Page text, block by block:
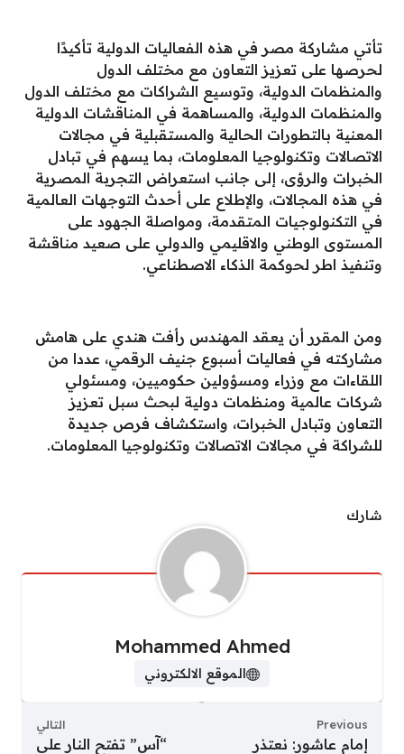
تأتي مشاركة مصر في هذه الفعاليات الدولية تأكيدًا
لحرصها على تعزيز التعاون مع مختلف الدول
والمنظمات الدولية، وتوسيع الشراكات مع مختلف الدول
والمنظمات الدولية، والمساهمة في المناقشات الدولية
المعنية بالتطورات الحالية والمستقبلية في مجالات
الاتصالات وتكنولوجيا المعلومات، بما يسهم في تبادل
الخبرات والرؤى، إلى جانب استعراض التجربة المصرية
في هذه المجالات، والإطلاع على أحدث التوجهات العالمية
في التكنولوجيات المتقدمة، ومواصلة الجهود على
المستوى الوطني والاقليمي والدولي على صعيد مناقشة
وتنفيذ اطر لحوكمة الذكاء الاصطناعي.
ومن المقرر أن يعقد المهندس رأفت هندي على هامش
مشاركته في فعاليات أسبوع جنيف الرقمي، عددا من
اللقاءات مع وزراء ومسؤولين حكوميين، ومسئولي
شركات عالمية ومنظمات دولية لبحث سبل تعزيز
التعاون وتبادل الخبرات، واستكشاف فرص جديدة
للشراكة في مجالات الاتصالات وتكنولوجيا المعلومات.
شارك
Mohammed Ahmed
الموقع الالكتروني
Previous
إمام عاشور: نعتذر
التالي
“آس” تفتح النار على